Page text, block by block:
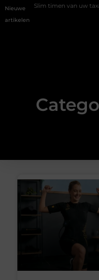
Nieuwe
artikelen
Slim timen van uw taxatie